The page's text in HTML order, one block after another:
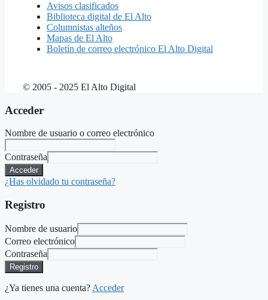
Avisos clasificados
Biblioteca digital de El Alto
Columnistas alteños
Mapas de El Alto
Boletín de correo electrónico El Alto Digital
© 2005 - 2025 El Alto Digital
Acceder
Nombre de usuario o correo electrónico
Contraseña
Acceder
¿Has olvidado tu contraseña?
Registro
Nombre de usuario
Correo electrónico
Contraseña
Registro
¿Ya tienes una cuenta? Acceder